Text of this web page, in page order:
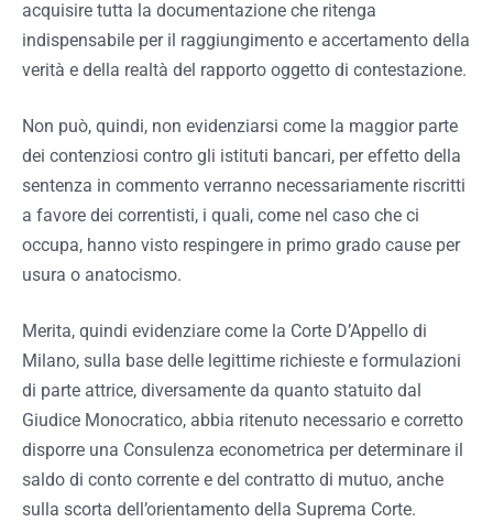
acquisire tutta la documentazione che ritenga
indispensabile per il raggiungimento e accertamento della
verità e della realtà del rapporto oggetto di contestazione.
Non può, quindi, non evidenziarsi come la maggior parte
dei contenziosi contro gli istituti bancari, per effetto della
sentenza in commento verranno necessariamente riscritti
a favore dei correntisti, i quali, come nel caso che ci
occupa, hanno visto respingere in primo grado cause per
usura o anatocismo.
Merita, quindi evidenziare come la Corte D’Appello di
Milano, sulla base delle legittime richieste e formulazioni
di parte attrice, diversamente da quanto statuito dal
Giudice Monocratico, abbia ritenuto necessario e corretto
disporre una Consulenza econometrica per determinare il
saldo di conto corrente e del contratto di mutuo, anche
sulla scorta dell’orientamento della Suprema Corte.